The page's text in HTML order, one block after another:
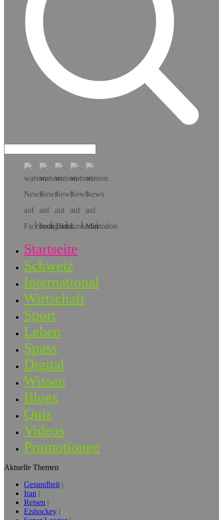
Hol dir die App!
Startseite
Schweiz
International
Wirtschaft
Sport
Leben
Spass
Digital
Wissen
Blogs
Quiz
Videos
Promotionen
Aktuelle Themen
Gesundheit
Iran
Reisen
Eishockey